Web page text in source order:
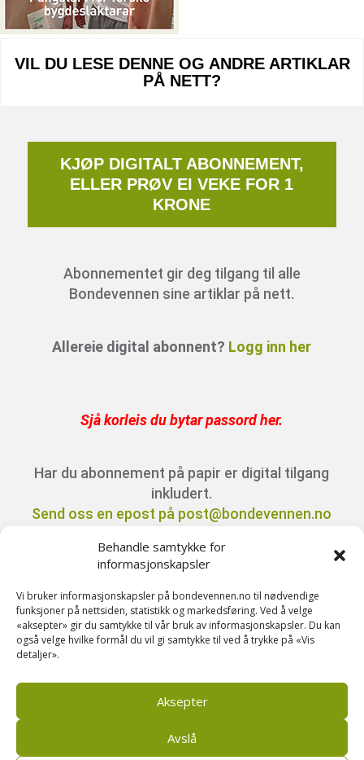
Behandle samtykke for
informasjonskapsler
Vi bruker informasjonskapsler på bondevennen.no til nødvendige
funksjoner på nettsiden, statistikk og markedsføring. Ved å velge
«aksepter» gir du samtykke til vår bruk av informasjonskapsler. Du kan
også velge hvilke formål du vil gi samtykke til ved å trykke på «Vis
detaljer».
Aksepter
Avslå
VIL DU LESE DENNE OG ANDRE ARTIKLAR
PÅ NETT?
KJØP DIGITALT ABONNEMENT,
ELLER PRØV EI VEKE FOR 1
KRONE
Abonnementet gir deg tilgang til alle
Bondevennen sine artiklar på nett.
Allereie digital abonnent? Logg inn her
Sjå korleis du bytar passord her.
Har du abonnement på papir er digital tilgang
inkludert.
Send oss en epost på post@bondevennen.no
Kontakt oss på telefon 51 88 72 61 eller send
ein e-post til